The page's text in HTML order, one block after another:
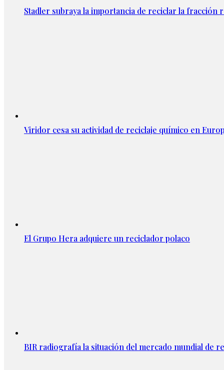
Stadler subraya la importancia de reciclar la fracción
Viridor cesa su actividad de reciclaje químico en
El Grupo Hera adquiere un reciclador polaco
BIR radiografía la situación del mercado mundial de